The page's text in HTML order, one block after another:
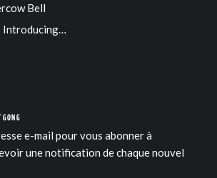
Bell
Introducing…
e-mail pour vous abonner à
une notification de chaque nouvel